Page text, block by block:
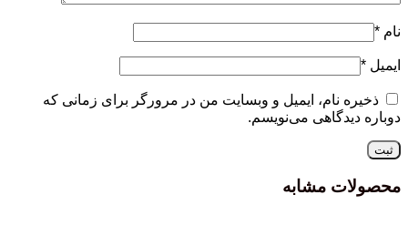
نام *
ایمیل *
ذخیره نام، ایمیل و وبسایت من در مرورگر برای زمانی که
دوباره دیدگاهی می‌نویسم.
محصولات مشابه